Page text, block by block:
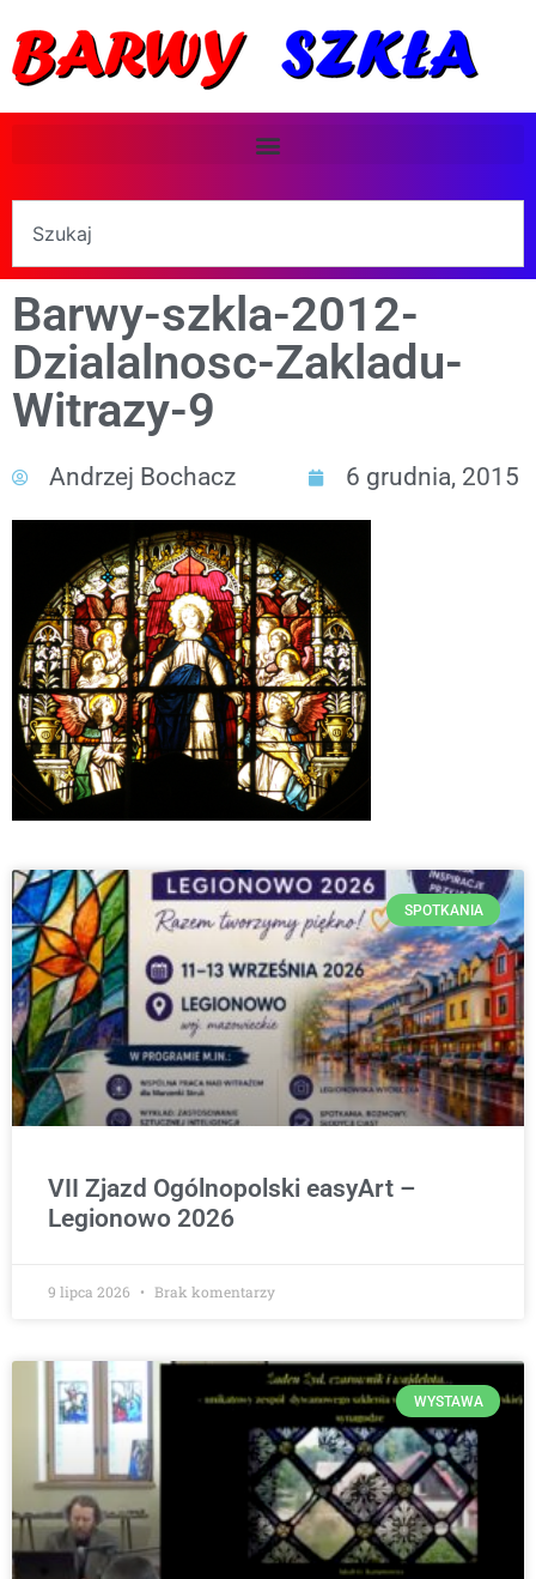
Barwy-szkla-2012-
Dzialalnosc-Zakladu-
Witrazy-9
Andrzej Bochacz 6 grudnia, 2015
SPOTKANIA
VII Zjazd Ogólnopolski easyArt –
Legionowo 2026
9 lipca 2026 Brak komentarzy
WYSTAWA